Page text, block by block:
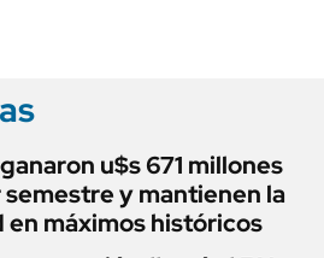
u$s 671 millones
y mantienen la
máximos históricos